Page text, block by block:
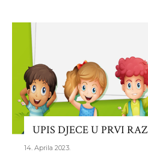
UPIS DJECE U PRVI
14. Aprila 2023.